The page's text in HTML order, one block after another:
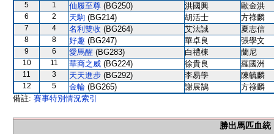
5 1 仙履至尊 (BG250) 洪國興 歐金洪
6 2 天駒 (BG214) 胡活士 方祿麟
7 4 名利雙收 (BG264) 艾法誠 夏志信
8 8 好趣 (BG247) 華卓良 張學文
9 6 愛馬醒 (BG283) 白禮棟 蘭尼
10 11 華商之威 (BG224) 徐貴良 羅國洲
11 3 天天進步 (BG292) 李易學 陳毓麟
12 5 金輪 (BG265) 謝展鵠
方祿麟
備註: 賽事特別情況索引
勝出馬匹血統